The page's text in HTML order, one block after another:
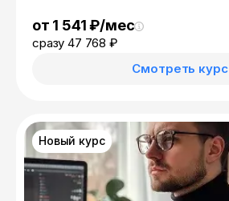
от 1 541 ₽/мес
сразу 47 768 ₽
Смотреть курс
Новый курс